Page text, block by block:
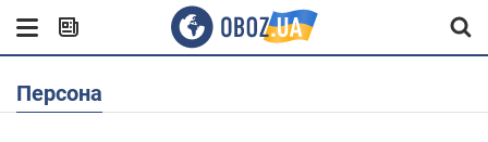
Персона